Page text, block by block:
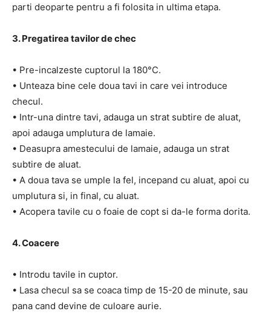
parti deoparte pentru a fi folosita in ultima etapa.
3. Pregatirea tavilor de chec
• Pre-incalzeste cuptorul la 180°C.
• Unteaza bine cele doua tavi in care vei introduce
checul.
• Intr-una dintre tavi, adauga un strat subtire de aluat,
apoi adauga umplutura de lamaie.
• Deasupra amestecului de lamaie, adauga un strat
subtire de aluat.
• A doua tava se umple la fel, incepand cu aluat, apoi cu
umplutura si, in final, cu aluat.
• Acopera tavile cu o foaie de copt si da-le forma dorita.
4. Coacere
• Introdu tavile in cuptor.
• Lasa checul sa se coaca timp de 15-20 de minute, sau
pana cand devine de culoare aurie.